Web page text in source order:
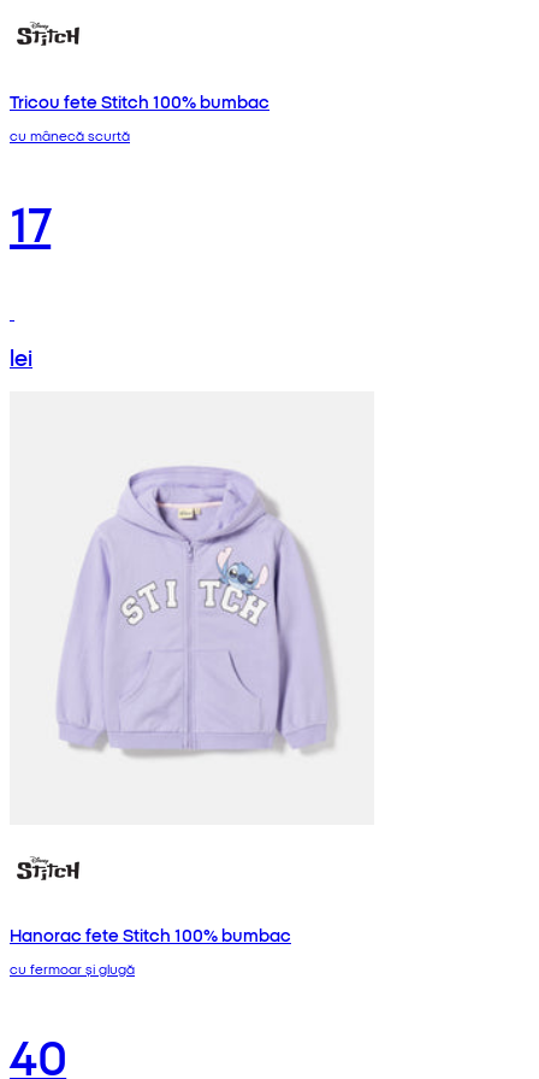
Tricou fete Stitch 100% bumbac
cu mânecă scurtă
17
lei
Hanorac fete Stitch 100% bumbac
cu fermoar și glugă
40